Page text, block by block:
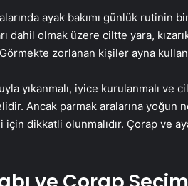
ayak bakımı günlük rutinin
dahil olmak üzere ciltte yara,
Görmekte zorlanan kişiler ayna
yıkanmalı, iyice kurulanmalı
Ancak parmak aralarına yoğun
için dikkatli olunmalıdır. Çorap ve